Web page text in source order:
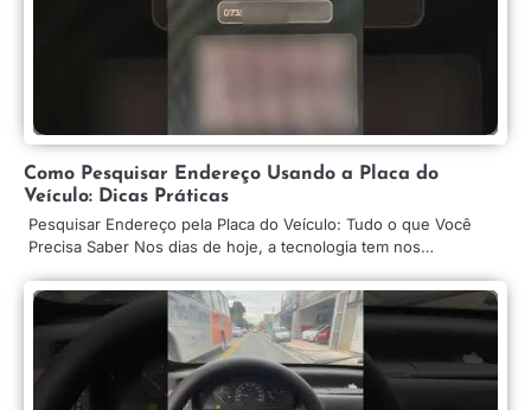
Como Pesquisar Endereço Usando a Placa do
Veículo: Dicas Práticas
Pesquisar Endereço pela Placa do Veículo: Tudo o que Você
Precisa Saber Nos dias de hoje, a tecnologia tem nos…